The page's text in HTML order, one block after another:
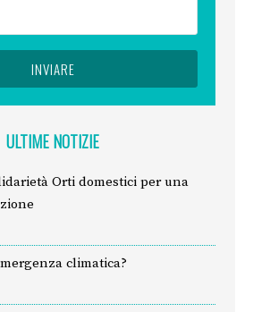
ULTIME NOTIZIE
Orti domestici per una
climatica?